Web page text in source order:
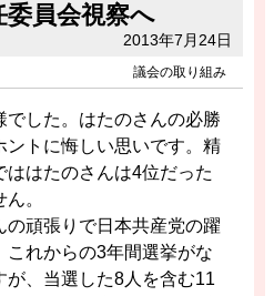
員会視察へ
2013年7月24日
議会の取り組み
でした。はたのさんの必勝
ントに悔しい思いです。精
はたのさんは4位だった
。
の頑張りで日本共産党の躍
これからの3年間選挙がな
が、当選した8人を含む11